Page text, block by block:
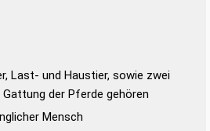
Last- und Haustier, sowie zwei
der Pferde gehören
Mensch